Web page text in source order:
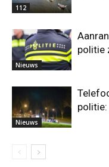
112
Nieuws
politie
Nieuws